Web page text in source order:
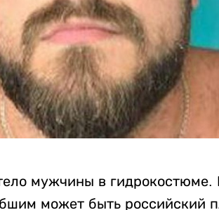
мужчины в гидрокостюме.
может быть российский